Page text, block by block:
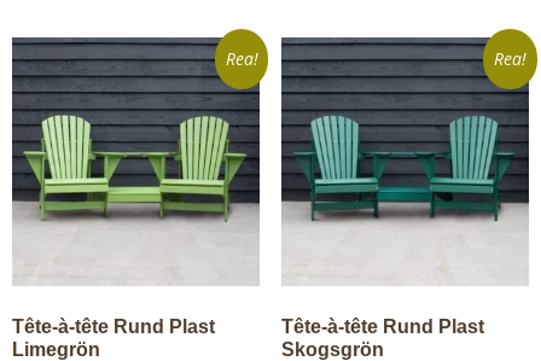
Rea!
Tête-à-tête Rund Plast
Limegrön
Rea!
Tête-à-tête Rund Plast
Skogsgrön